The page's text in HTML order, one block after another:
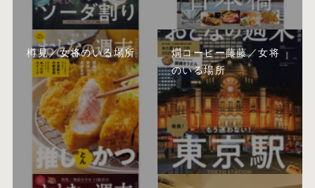
樽見／女将のいる場所
燗コーヒー藤藤／女将
のいる場所